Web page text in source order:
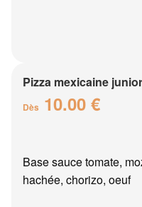
Pizza mexicaine junior
Dès 10.00 €
Base sauce tomate,
hachée, chorizo, oeuf